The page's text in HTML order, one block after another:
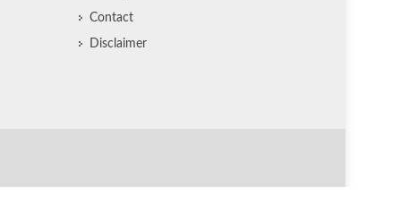
Contact
Disclaimer